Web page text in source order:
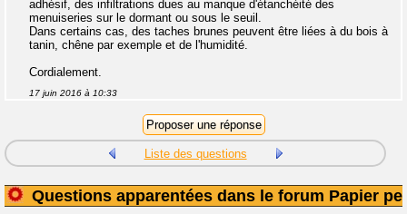
adhésif, des infiltrations dues au manque d'étanchéité des
menuiseries sur le dormant ou sous le seuil.
Dans certains cas, des taches brunes peuvent être liées à du bois à
tanin, chêne par exemple et de l'humidité.
Cordialement.
17 juin 2016 à 10:33
Liste des questions
Questions apparentées dans le forum Papier